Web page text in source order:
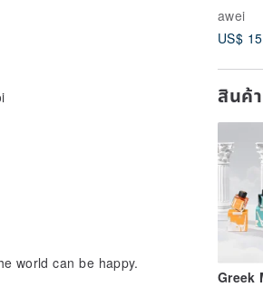
look
awei
US$
สินค้
Greek
to write!
world can be happy.